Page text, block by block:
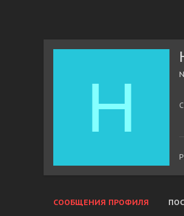
H
СООБЩЕНИЯ ПРОФИЛЯ